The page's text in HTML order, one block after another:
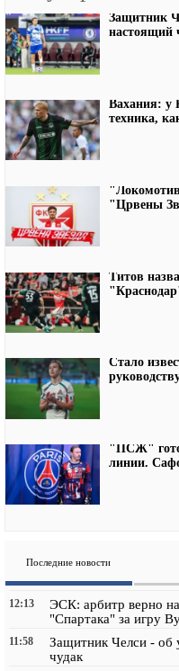
Защитник
настоящий
Вахания: у
техника,
"Црвены
Титов
Стало
"ПСЖ"
линии.
Последние новости
12:13
ЭСК: арбитр верно
"Спартака" за игру
11:58
Защитник Челси - об
чудак